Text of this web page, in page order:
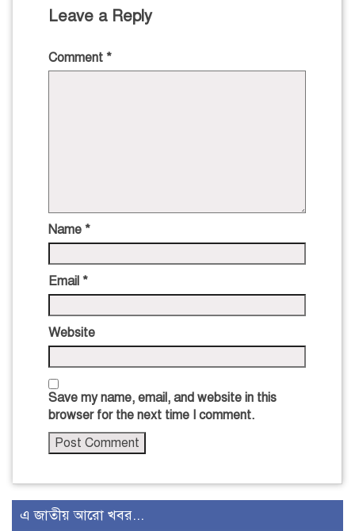
Leave a Reply
Comment *
Name *
Email *
Website
Save my name, email, and website in this
browser for the next time I comment.
এ জাতীয় আরো খবর...